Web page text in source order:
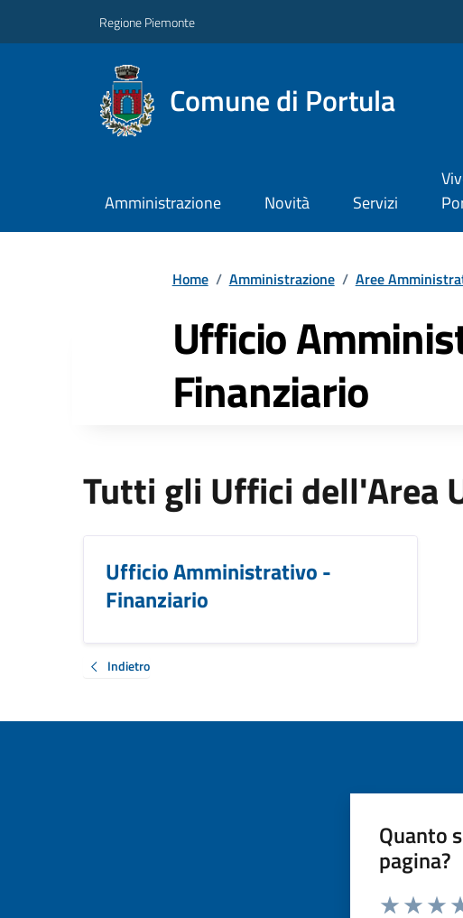
Regione Piemonte
Comune di Portula
Amministrazione Novità Servizi
Home / Amministrazione / Aree
Ufficio
Finanziario
Tutti gli Uffici dell'Area
Ufficio Amministrativo -
Finanziario
Indietro
Quanto
pagina?
Valuta da 1 a 5